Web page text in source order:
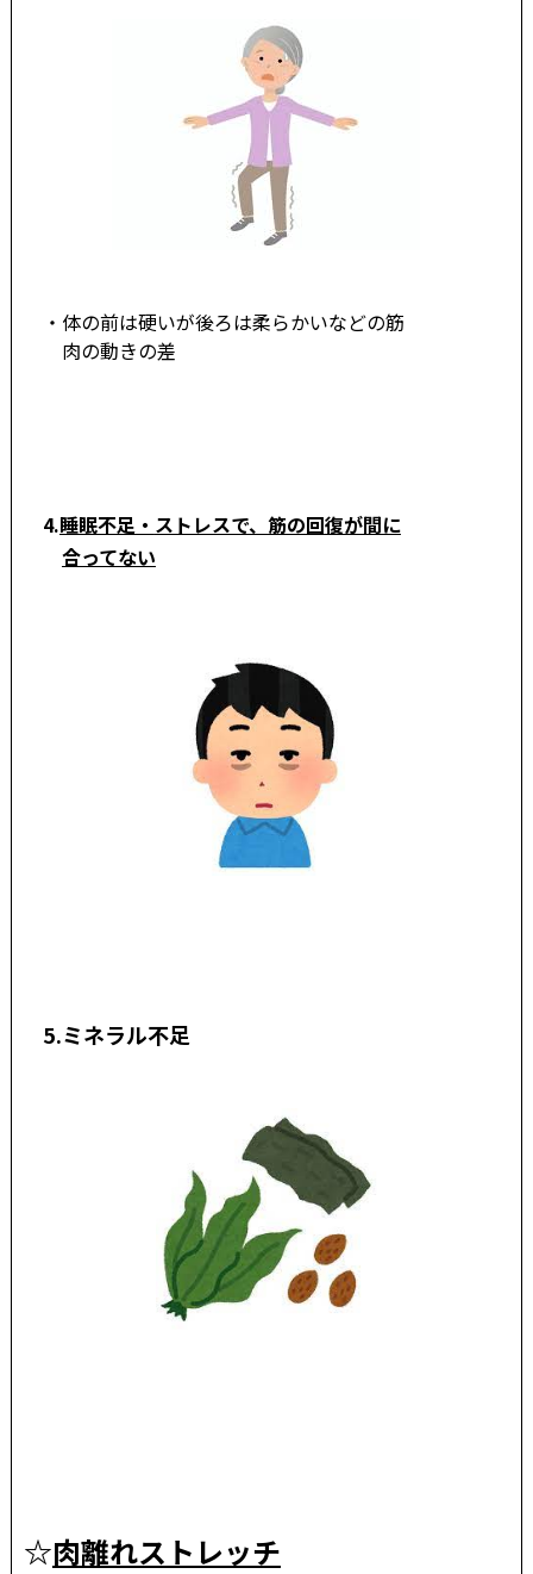
・体の前は硬いが後ろは柔らかいなどの筋
肉の動きの差
4.睡眠不足・ ストレスで、筋の回復が間に
合ってない
5.ミネラル不足
☆肉離れストレッチ